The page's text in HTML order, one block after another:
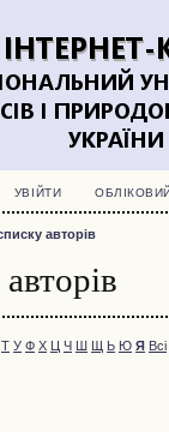
УВІЙТИ
авторів
Т У Ф Х Ц Ч Ш Щ Ь Ю Я Всі